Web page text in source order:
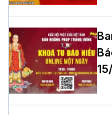
Phòng nhiệm kỳ
Thượng tọa Thích
cử tân Trưởng ban